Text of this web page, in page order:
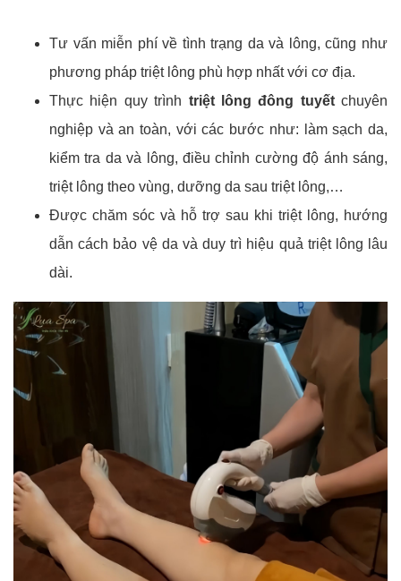
Tư vấn miễn phí về tình trạng da và lông, cũng như
phương pháp triệt lông phù hợp nhất với cơ địa.
Thực hiện quy trình triệt lông đông tuyếtchuyên
nghiệp và an toàn, với các bước như: làm sạch da,
kiểm tra da và lông, điều chỉnh cường độ ánh sáng,
triệt lông theo vùng, dưỡng da sau triệt lông,…
Được chăm sóc và hỗ trợ sau khi triệt lông, hướng
dẫn cách bảo vệ da và duy trì hiệu quả triệt lông lâu
dài.